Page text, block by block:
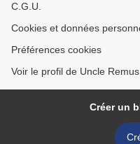
C.G.U.
Cookies et données
Préférences cookies
Voir le profil de Uncle
Créer un